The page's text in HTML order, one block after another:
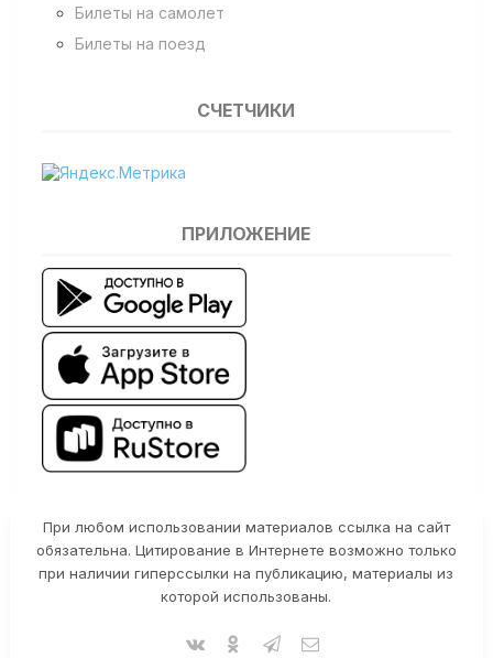
Билеты на самолет
Билеты на поезд
СЧЕТЧИКИ
ПРИЛОЖЕНИЕ
При любом использовании материалов ссылка на сайт
обязательна. Цитирование в Интернете возможно только
при наличии гиперссылки на публикацию, материалы из
которой использованы.